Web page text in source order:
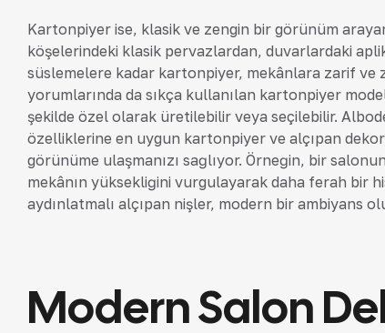
Kartonpiyer ise, klasik ve zengin bir görünüm
köşelerindeki klasik pervazlardan, duvarlardaki
süslemelere kadar kartonpiyer, mekânlara zarif ve
yorumlarında da sıkça kullanılan kartonpiyer
şekilde özel olarak üretilebilir veya seçilebilir.
özelliklerine en uygun kartonpiyer ve alçıpan
görünüme ulaşmanızı sağlıyor. Örneğin, bir
mekânın yüksekliğini vurgulayarak daha ferah bir
aydınlatmalı alçıpan nişler, modern bir ambiyans
Modern Salon